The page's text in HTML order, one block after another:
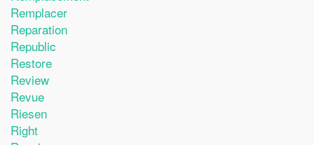
Remplacer
Reparation
Republic
Restore
Review
Revue
Riesen
Right